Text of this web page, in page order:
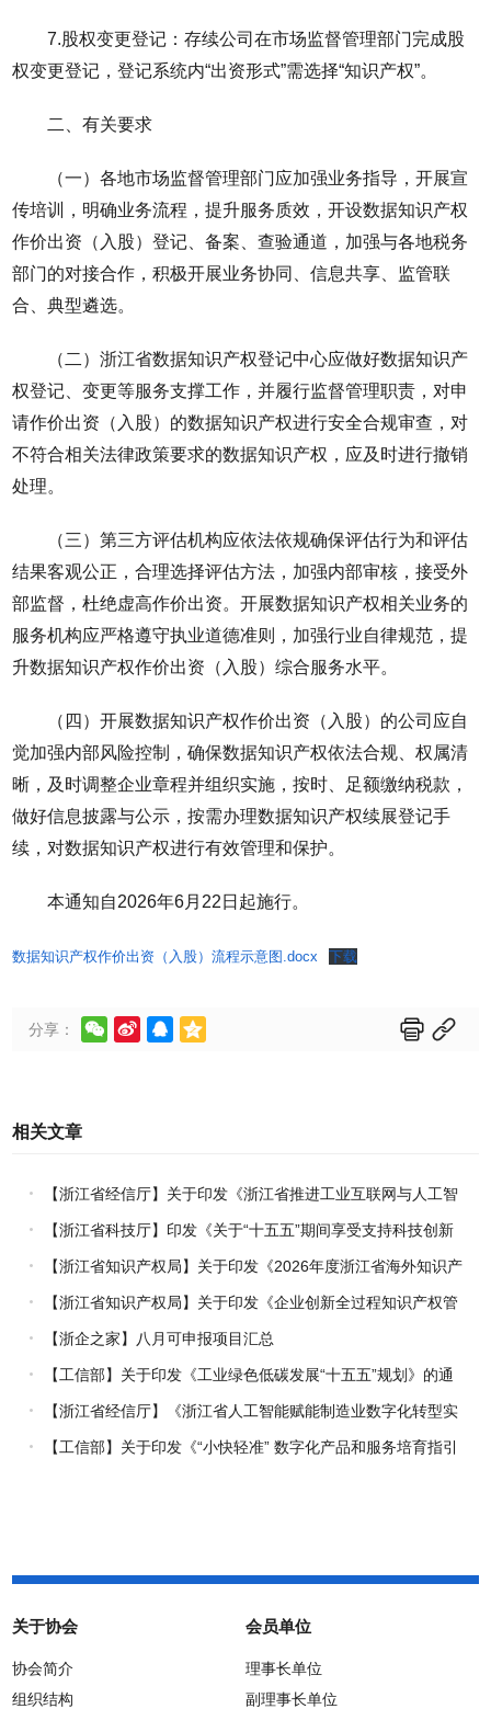
7.股权变更登记：存续公司在市场监督管理部门完成股
权变更登记，登记系统内“出资形式”需选择“知识产权”。
二、有关要求
（一）各地市场监督管理部门应加强业务指导，开展宣
传培训，明确业务流程，提升服务质效，开设数据知识产权
作价出资（入股）登记、备案、查验通道，加强与各地税务
部门的对接合作，积极开展业务协同、信息共享、监管联
合、典型遴选。
（二）浙江省数据知识产权登记中心应做好数据知识产
权登记、变更等服务支撑工作，并履行监督管理职责，对申
请作价出资（入股）的数据知识产权进行安全合规审查，对
不符合相关法律政策要求的数据知识产权，应及时进行撤销
处理。
（三）第三方评估机构应依法依规确保评估行为和评估
结果客观公正，合理选择评估方法，加强内部审核，接受外
部监督，杜绝虚高作价出资。开展数据知识产权相关业务的
服务机构应严格遵守执业道德准则，加强行业自律规范，提
升数据知识产权作价出资（入股）综合服务水平。
（四）开展数据知识产权作价出资（入股）的公司应自
觉加强内部风险控制，确保数据知识产权依法合规、权属清
晰，及时调整企业章程并组织实施，按时、足额缴纳税款，
做好信息披露与公示，按需办理数据知识产权续展登记手
续，对数据知识产权进行有效管理和保护。
本通知自2026年6月22日起施行。
数据知识产权作价出资（入股）流程示意图.docx 下载
分享：      
相关文章
【浙江省经信厅】关于印发《浙江省推进工业互联网与人工智
能融合赋能行动方案》的通知
【浙江省科技厅】印发《关于“十五五”期间享受支持科技创新
进口税收优惠政策的科研机构名单核定的实施办法》的通知
【浙江省知识产权局】关于印发《2026年度浙江省海外知识产
权风险统一基础性保障保险实施方案》的通知
【浙江省知识产权局】关于印发《企业创新全过程知识产权管
理指引》的通知
【浙企之家】八月可申报项目汇总
【工信部】关于印发《工业绿色低碳发展“十五五”规划》的通
知
【浙江省经信厅】《浙江省人工智能赋能制造业数字化转型实
施方案（2026-2030年）》印发
【工信部】关于印发《“小快轻准” 数字化产品和服务培育指引
关于协会
协会简介
组织结构
会员单位
理事长单位
副理事长单位